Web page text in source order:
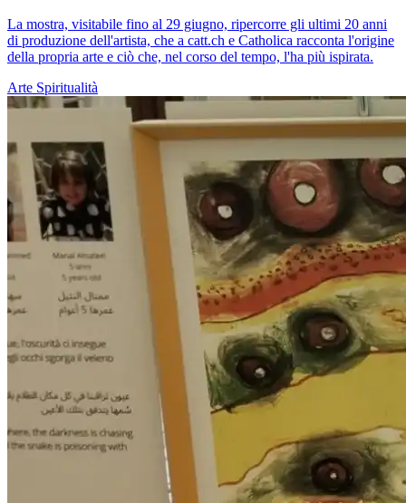
La mostra, visitabile fino al 29 giugno, ripercorre gli ultimi 20 anni
di produzione dell'artista, che a catt.ch e Catholica racconta l'origine
della propria arte e ciò che, nel corso del tempo, l'ha più ispirata.
Arte Spiritualità